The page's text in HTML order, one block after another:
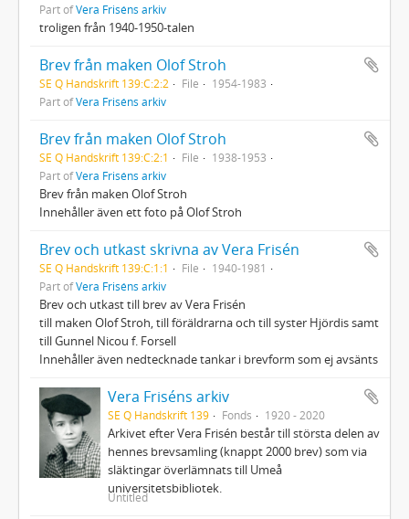
Part ofVera Friséns arkiv
troligen från 1940-1950-talen
Brev från maken Olof Stroh
SE Q Handskrift 139:C:2:2 File
1954-1983
Part ofVera Friséns arkiv
Brev från maken Olof Stroh
SE Q Handskrift 139:C:2:1 File
1938-1953
Part ofVera Friséns arkiv
Brev från maken Olof Stroh
Innehåller även ett foto på Olof Stroh
Brev och utkast skrivna av Vera Frisén
SE Q Handskrift 139:C:1:1 File
1940-1981
Part ofVera Friséns arkiv
Brev och utkast till brev av Vera Frisén
till maken Olof Stroh, till föräldrarna och till syster Hjördis samt
till Gunnel Nicou f. Forsell
Innehåller även nedtecknade tankar i brevform som ej avsänts
Vera Friséns arkiv
SE Q Handskrift 139 Fonds 1920 - 2020
Arkivet efter Vera Frisén består till största delen av
hennes brevsamling (knappt 2000 brev) som via
släktingar överlämnats till Umeå
universitetsbibliotek.
Untitled